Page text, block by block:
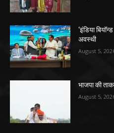
‘इंडिया
अवस्थी
August 5,
भाजपा की
August 5,